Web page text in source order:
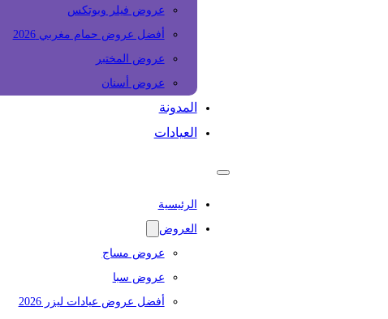
عروض فيلر وبوتكس
أفضل عروض حمام مغربي 2026
عروض المختبر
عروض أسنان
المدونة
العيادات
الرئيسية
العروض
عروض مساج
عروض سبا
أفضل عروض عيادات ليزر 2026